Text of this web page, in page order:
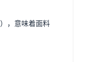
，意味着面料